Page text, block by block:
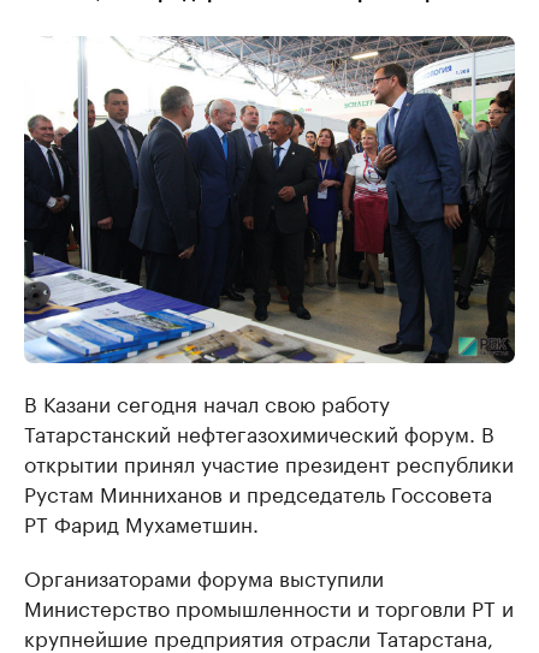
В Казани сегодня начал свою работу ​
Татарстанский нефтегазохимический форум. В
открытии принял участие президент республики
Рустам Минниханов и председатель Госсовета
РТ Фарид Мухаметшин.
Организаторами форума выступили
Министерство промышленности и торговли РТ и
крупнейшие предприятия отрасли Татарстана,